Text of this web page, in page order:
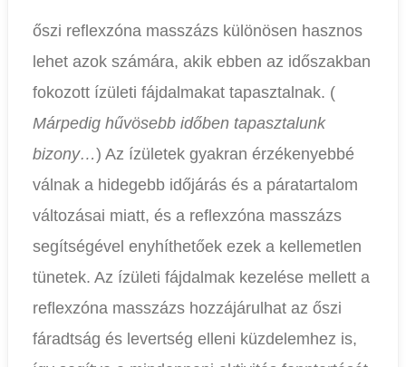
őszi reflexzóna masszázs különösen hasznos
lehet azok számára, akik ebben az időszakban
fokozott ízületi fájdalmakat tapasztalnak. (
Márpedig hűvösebb időben tapasztalunk
bizony…) Az ízületek gyakran érzékenyebbé
válnak a hidegebb időjárás és a páratartalom
változásai miatt, és a reflexzóna masszázs
segítségével enyhíthetőek ezek a kellemetlen
tünetek. Az ízületi fájdalmak kezelése mellett a
reflexzóna masszázs hozzájárulhat az őszi
fáradtság és levertség elleni küzdelemhez is,